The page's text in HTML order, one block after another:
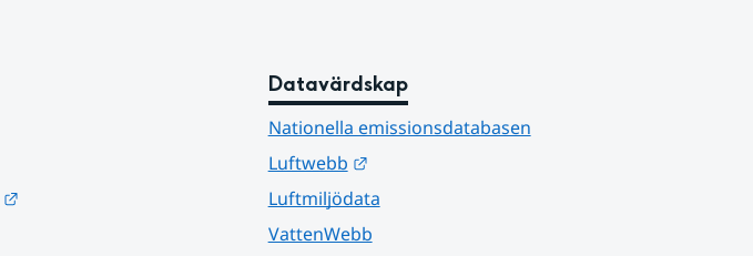
Datavärdskap
Nationella emissionsdatabasen
Luftwebb
Länk till annan webbplats.
Luftmiljödata
VattenWebb